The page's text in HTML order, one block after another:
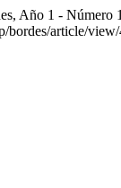
Año 1 -
bordes/article/